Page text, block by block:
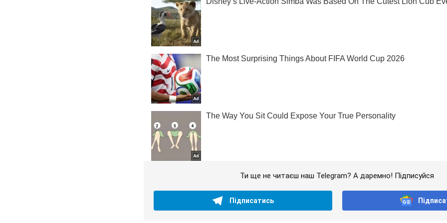
Ти ще не читаєш наш Telegram? А даремно! Підписуйся
Підписатись